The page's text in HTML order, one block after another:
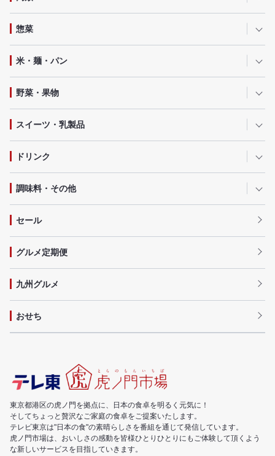
惣菜
米・麺・パン
野菜・果物
スイーツ・乳製品
ドリンク
調味料・その他
セール
グルメ定期便
九州グルメ
おせち
東京都港区の虎ノ門を拠点に、日本の食卓を明るく元気に！
そしてちょっと贅沢なご家庭の食卓をご提案いたします。
テレビ東京は"日本の食"の素晴らしさを番組を通じて発信しています。
虎ノ門市場は、おいしさの感動を皆様ひとりひとりにもご体験して頂くよう
な新しいサービスを目指していきます。